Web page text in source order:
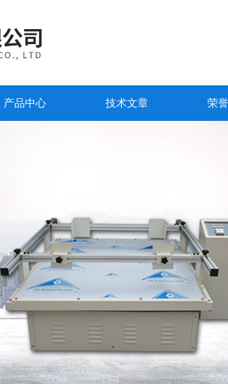
产品中心 技术文章 荣